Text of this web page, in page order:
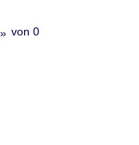
» von 0